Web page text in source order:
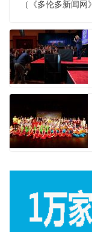
（《多伦多新闻